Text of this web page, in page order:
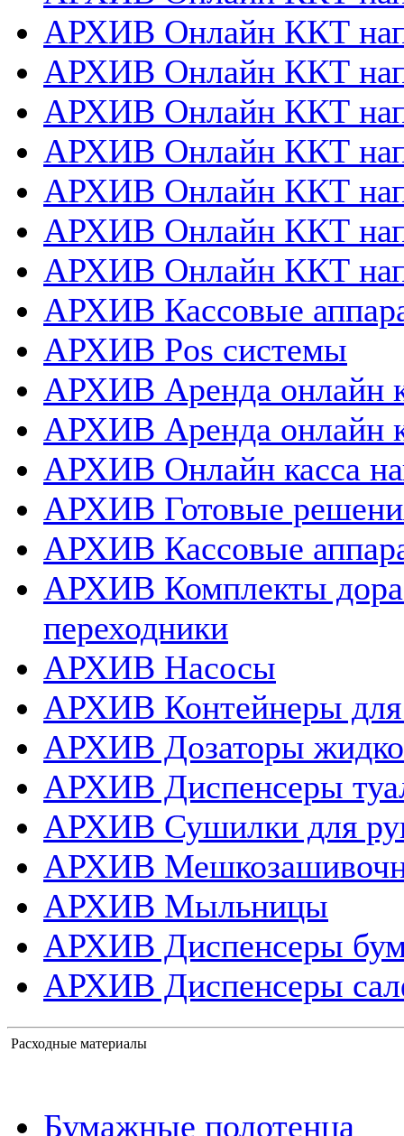
АРХИВ Онлайн ККТ
АРХИВ Онлайн ККТ
АРХИВ Онлайн ККТ
АРХИВ Онлайн ККТ
АРХИВ Онлайн ККТ
АРХИВ Онлайн ККТ
АРХИВ Онлайн ККТ
АРХИВ Кассовые
АРХИВ Pos системы
АРХИВ Аренда онлайн
АРХИВ Аренда онлайн
АРХИВ Онлайн касса
АРХИВ Готовые
АРХИВ Кассовые
АРХИВ Комплекты
переходники
АРХИВ Насосы
АРХИВ Контейнеры для
АРХИВ Дозаторы
АРХИВ Диспенсеры
АРХИВ Сушилки для
АРХИВ
АРХИВ Мыльницы
АРХИВ Диспенсеры
АРХИВ Диспенсеры
Расходные материалы
Бумажные полотенца